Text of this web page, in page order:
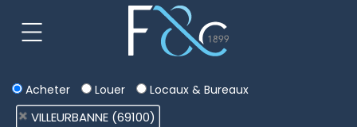
Acheter Louer Locaux & Bureaux
VILLEURBANNE (69100)